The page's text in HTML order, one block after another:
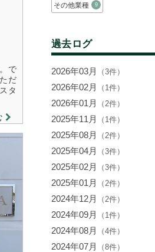
で
だ
タ
その他業種 9
過去ログ
2026年03月 （3件）
2026年02月 （1件）
2026年01月 （2件）
2025年11月 （1件）
2025年08月 （2件）
2025年04月 （3件）
2025年02月 （3件）
2025年01月 （2件）
2024年12月 （2件）
2024年09月 （1件）
2024年08月 （4件）
2024年07月 （8件）